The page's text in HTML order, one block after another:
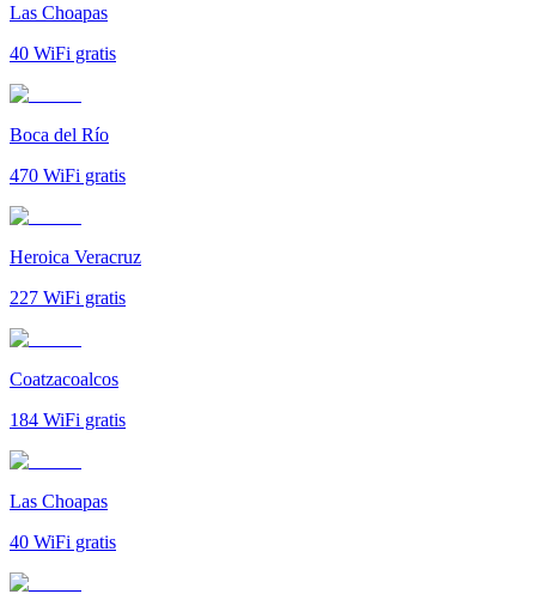
Las Choapas
40 WiFi gratis
Boca del Río
470 WiFi gratis
Heroica Veracruz
227 WiFi gratis
Coatzacoalcos
184 WiFi gratis
Las Choapas
40 WiFi gratis